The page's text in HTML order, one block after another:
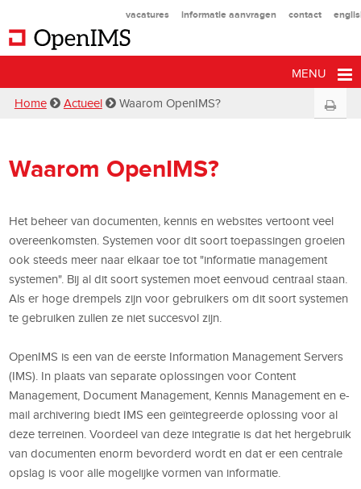
vacatures informatie aanvragen contact
MENU
Home Actueel Waarom OpenIMS?
Waarom OpenIMS?
Het beheer van documenten, kennis en websites vertoont veel
overeenkomsten. Systemen voor dit soort toepassingen groeien
ook steeds meer naar elkaar toe tot "informatie management
systemen". Bij al dit soort systemen moet eenvoud centraal staan.
Als er hoge drempels zijn voor gebruikers om dit soort systemen
te gebruiken zullen ze niet succesvol zijn.
OpenIMS is een van de eerste Information Management Servers
(IMS). In plaats van separate oplossingen voor Content
Management, Document Management, Kennis Management en e-
mail archivering biedt IMS een geïntegreerde oplossing voor al
deze terreinen. Voordeel van deze integratie is dat het hergebruik
van documenten enorm bevorderd wordt en dat er een centrale
opslag is voor alle mogelijke vormen van informatie.